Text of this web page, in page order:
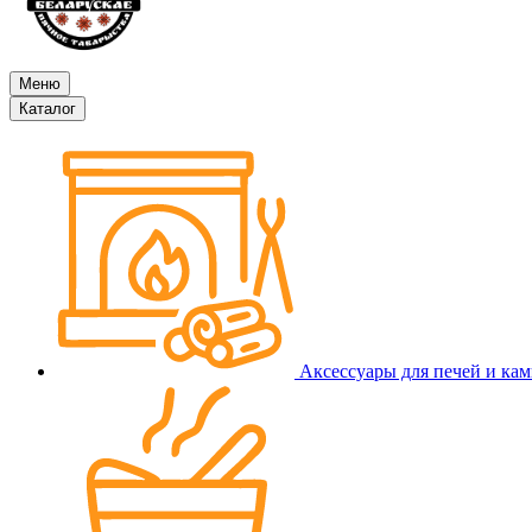
Меню
Каталог
Аксессуары для печей и